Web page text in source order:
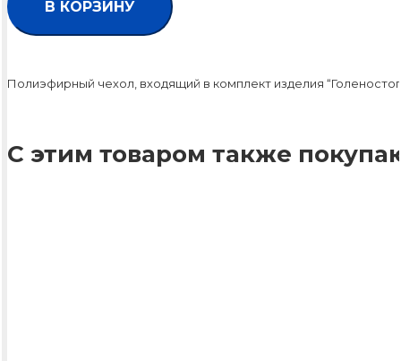
В КОРЗИНУ
Полиэфирный чехол, входящий в комплект изделия
С этим товаром также